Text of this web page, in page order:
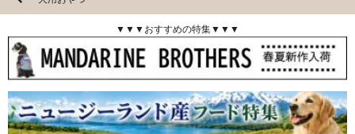
▼▼▼おすすめの特集▼▼▼